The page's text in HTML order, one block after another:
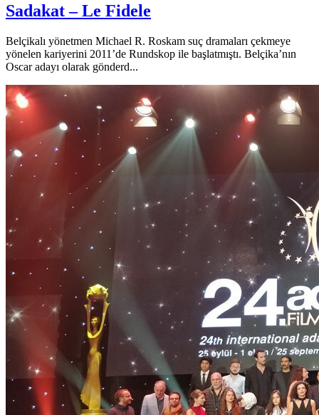
Sadakat – Le Fidele
Belçikalı yönetmen Michael R. Roskam suç dramaları çekmeye
yönelen kariyerini 2011’de Rundskop ile başlatmıştı. Belçika’nın
Oscar adayı olarak gönderd...